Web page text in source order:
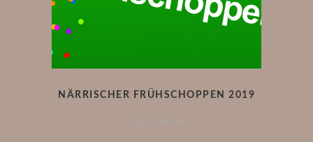
NÄRRISCHER FRÜHSCHOPPEN 2019